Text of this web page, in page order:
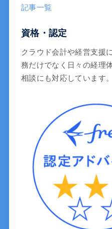
記事一覧
資格・認定
クラウド会計や経営支援
務だけでなく日々の経理
相談にも対応しています。